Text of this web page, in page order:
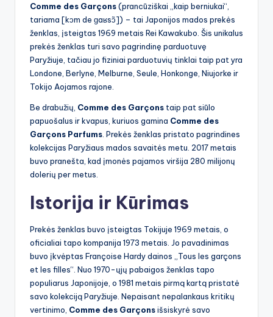
Comme des Garçons(prancūziškai „kaip berniukai“,
tariama [kɔm de ɡaʁsɔ̃]) – tai Japonijos mados prekės
ženklas, įsteigtas 1969 metais Rei Kawakubo. Šis unikalus
prekės ženklas turi savo pagrindinę parduotuvę
Paryžiuje, tačiau jo fiziniai parduotuvių tinklai taip pat yra
Londone, Berlyne, Melburne, Seule, Honkonge, Niujorke ir
Tokijo Aojamos rajone.
Be drabužių, Comme des Garçons taip pat siūlo
papuošalus ir kvapus, kuriuos gamina Comme des
Garçons Parfums . Prekės ženklas pristato pagrindines
kolekcijas Paryžiaus mados savaitės metu. 2017 metais
buvo pranešta, kad įmonės pajamos viršija 280 milijonų
dolerių per metus.
Istorija ir Kūrimas
Prekės ženklas buvo įsteigtas Tokijuje 1969 metais, o
oficialiai tapo kompanija 1973 metais. Jo pavadinimas
buvo įkvėptas Françoise Hardy dainos „Tous les garçons
et les filles“. Nuo 1970-ųjų pabaigos ženklas tapo
populiarus Japonijoje, o 1981 metais pirmą kartą pristatė
savo kolekciją Paryžiuje. Nepaisant nepalankaus kritikų
vertinimo, Comme des Garçonsišsiskyrė savo